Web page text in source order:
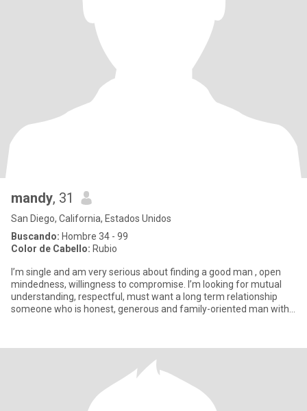
mandy, 31
San Diego, California, Estados Unidos
Buscando: Hombre 34 - 99
Color de Cabello: Rubio
I’m single and am very serious about finding a good man , open
mindedness, willingness to compromise. I’m looking for mutual
understanding, respectful, must want a long term relationship
someone who is honest, generous and family-oriented man with